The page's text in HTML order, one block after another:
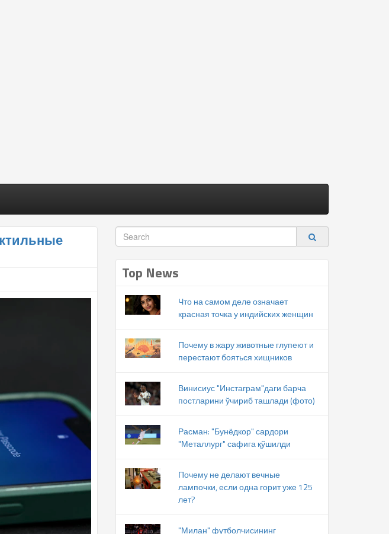
Top News
Что на самом деле означает
красная точка у индийских женщин
Почему в жару животные глупеют и
перестают бояться хищников
Винисиус "Инстаграм"даги барча
постларини ўчириб ташлади (фото)
Расман: "Бунёдкор" сардори
"Металлург" сафига қўшилди
Почему не делают вечные
лампочки, если одна горит уже 125
лет?
"Милан" футболчисининг